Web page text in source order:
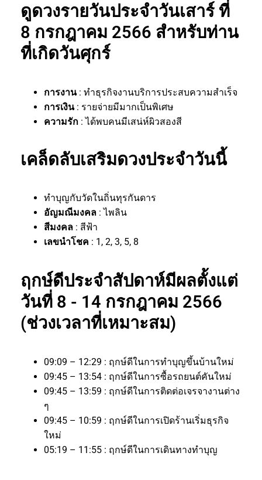
ดูดวงรายวันประจำวันเสาร์ ที่
8 กรกฎาคม 2566 สำหรับท่าน
ที่เกิดวันศุกร์
การงาน : ทำธุรกิจงานบริการประสบความสำเร็จ
การเงิน : รายจ่ายมีมากเป็นพิเศษ
ความรัก : ได้พบคนมีเสน่ห์ผิวสองสี
เคล็ดลับเสริมดวงประจำวันนี้
ทำบุญกับวัดในถิ่นทุรกันดาร
อัญมณีมงคล : ไพลิน
สีมงคล : สีฟ้า
เลขนำโชค : 1, 2, 3, 5, 8
ฤกษ์ดีประจำสัปดาห์มีผลตั้งแต่
วันที่ 8 - 14 กรกฎาคม 2566
(ช่วงเวลาที่เหมาะสม)
09:09 – 12:29 : ฤกษ์ดีในการทำบุญขึ้นบ้านใหม่
09:45 – 13:54 : ฤกษ์ดีในการซื้อรถยนต์คันใหม่
09:45 – 13:59 : ฤกษ์ดีในการติดต่อเจรจางานต่าง
ๆ
09:45 – 10:59 : ฤกษ์ดีในการเปิดร้านเริ่มธุรกิจ
ใหม่
05:19 – 11:55 : ฤกษ์ดีในการเดินทางทำบุญ